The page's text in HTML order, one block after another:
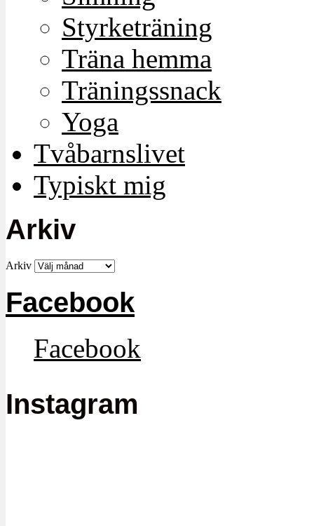
Styrketräning
Träna hemma
Träningssnack
Yoga
Tvåbarnslivet
Typiskt mig
Arkiv
Arkiv
Facebook
Facebook
Instagram